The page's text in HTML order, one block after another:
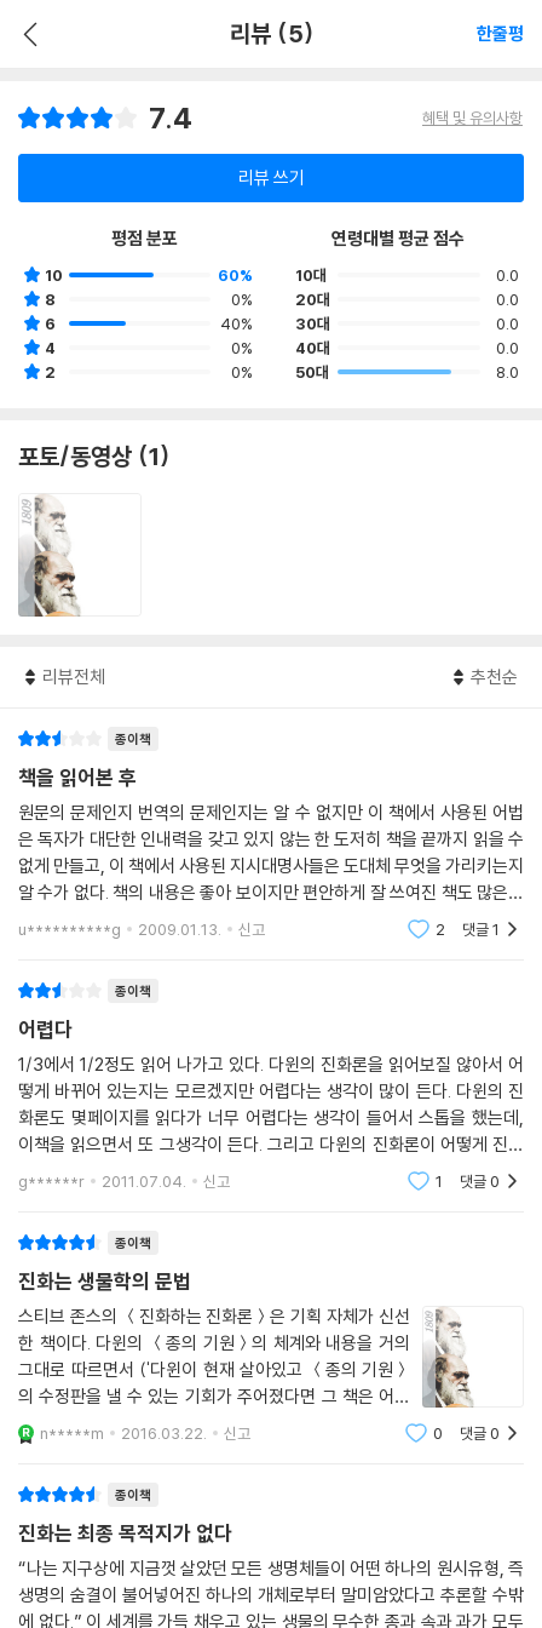
리뷰 (5) 한줄평
7.4 혜택 및 유의사항
리뷰 쓰기
평점 분포
10
60%
8
0%
6
40%
4
0%
2
0%
연령대별 평균 점수
10대
0.0
20대
0.0
30대
0.0
40대
0.0
50대
8.0
포토/동영상 (1)
리뷰전체 추천순
종이책
책을 읽어본 후
원문의 문제인지 번역의 문제인지는 알 수 없지만 이 책에서 사용된 어법
은 독자가 대단한 인내력을 갖고 있지 않는 한 도저히 책을 끝까지 읽을 수
없게 만들고, 이 책에서 사용된 지시대명사들은 도대체 무엇을 가리키는지
알 수가 없다. 책의 내용은 좋아 보이지만 편안하게 잘 쓰여진 책도 많은데
굳이 암호해독을 해 가며 이 책을 읽을 필요는 전혀 없어 보인다.
u**********g 2009.01.13. 신고 2 댓글1
종이책
어렵다
1/3에서 1/2정도 읽어 나가고 있다. 다윈의 진화론을 읽어보질 않아서 어
떻게 바뀌어 있는지는 모르겠지만 어렵다는 생각이 많이 든다. 다윈의 진
화론도 몇페이지를 읽다가 너무 어렵다는 생각이 들어서 스톱을 했는데,
이책을 읽으면서 또 그생각이 든다. 그리고 다윈의 진화론이 어떻게 진화
되었느지는 모르겠지만 번역은 전혀 진화하지 않는 모양이다. 내가 글쓰는
폼세가 있듯이 역자
g******r 2011.07.04. 신고 1 댓글0
종이책
진화는 생물학의 문법
스티브 존스의 ＜진화하는 진화론＞은 기획 자체가 신선
한 책이다. 다윈의 ＜종의 기원＞의 체계와 내용을 거의
그대로 따르면서 ('다윈이 현재 살아있고 ＜종의 기원＞
의 수정판을 낼 수 있는 기회가 주어졌다면 그 책은 어떻
게 달라질 수 있을까?, 감수 및 추천 서문 9쪽) 담긴 증거
만 새로이 밝혀진 것들로 바꾸고, 현대적인 해석을 가한
n*****m 2016.03.22. 신고 0 댓글0
종이책
진화는 최종 목적지가 없다
“나는 지구상에 지금껏 살았던 모든 생명체들이 어떤 하나의 원시유형, 즉
생명의 숨결이 불어넣어진 하나의 개체로부터 말미암았다고 추론할 수밖
에 없다.” 이 세계를 가득 채우고 있는 생물의 무수한 종과 속과 과가 모두